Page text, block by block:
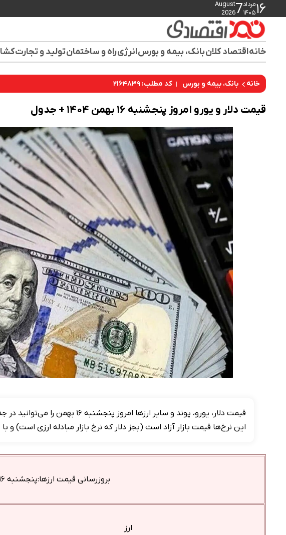
۱۶مرداد
۱۴۰۵7
August
2026
خانهاقتصاد کلانبانک، بیمه و بورسانرژیراه و ساختمانتولید و تجارت
خانه بانک، بیمه و بورس کد مطلب: ۲۱۶۴۸۳۹
قیمت دلار و یورو امروز پنجشنبه ۱۶ بهمن ۱۴۰۴ + جدول
قیمت دلار، یورو، پوند و سایر ارز‌ها
این نرخ‌ها قیمت بازار آزاد است (بجز دلار که نرخ بازار مبادله ارزی است)
بروزرسانی قیمت ارزها:پنجشنبه ۱۶ بهمن
ارز